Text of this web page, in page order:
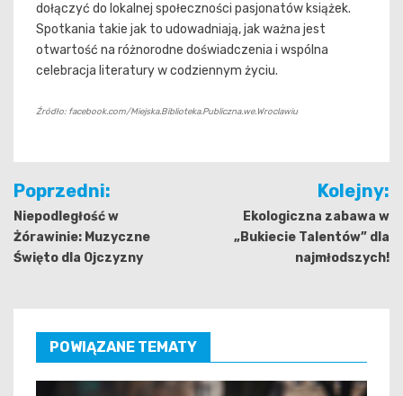
dołączyć do lokalnej społeczności pasjonatów książek.
Spotkania takie jak to udowadniają, jak ważna jest
otwartość na różnorodne doświadczenia i wspólna
celebracja literatury w codziennym życiu.
Źródło: facebook.com/Miejska.Biblioteka.Publiczna.we.Wroclawiu
Nawigacja
wpisu
Poprzedni:
Niepodległość w
Żórawinie: Muzyczne
Święto dla Ojczyzny
Kolejny:
Ekologiczna zabawa w
„Bukiecie Talentów” dla
najmłodszych!
POWIĄZANE TEMATY